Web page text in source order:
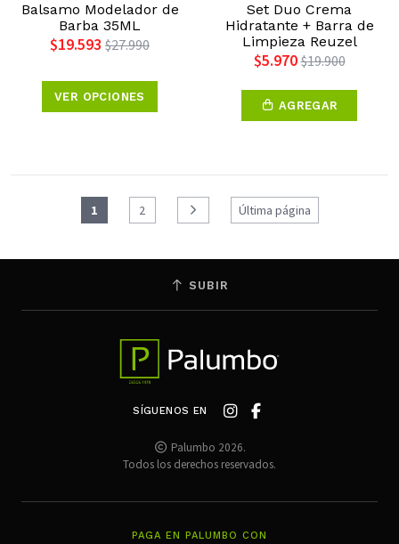
Balsamo Modelador de
Barba 35ML
$19.593 $27.990
VER OPCIONES
Set Duo Crema
Hidratante + Barra de
Limpieza Reuzel
$5.970 $19.900
AGREGAR
1 2 Última página
SUBIR
SÍGUENOS EN
Palumbo 2026.
Todos los derechos reservados.
PAGA EN PALUMBO CON